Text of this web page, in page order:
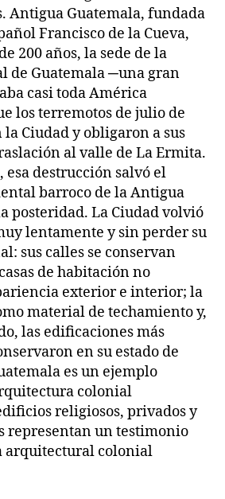
Antigua Guatemala, fundada
Francisco de la Cueva,
200 años, la sede de la
de Guatemala ─una gran
casi toda América
los terremotos de julio de
Ciudad y obligaron a sus
al valle de La Ermita.
destrucción salvó el
barroco de la Antigua
posteridad. La Ciudad volvió
lentamente y sin perder su
sus calles se conservan
de habitación no
exterior e interior; la
material de techamiento y,
las edificaciones más
en su estado de
es un ejemplo
colonial
religiosos, privados y
representan un testimonio
arquitectural colonial